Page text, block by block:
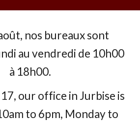
nos bureaux sont
au vendredi de 10h00
à 18h00.
our office in Jurbise is
to 6pm, Monday to